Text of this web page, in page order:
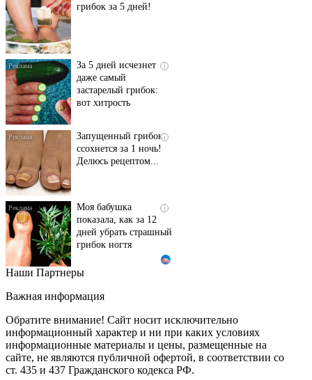
грибок за 5 дней!
i
За 5 дней исчезнет
даже самый
застарелый грибок:
вот хитрость
i
Запущенный грибок
ссохнется за 1 ночь!
Делюсь рецептом...
i
Моя бабушка
показала, как за 12
дней убрать страшный
грибок ногтя
Этот танец невесты
Пересмотрела 10 раз
i
Ролик длится пару
секунд, но вы будете в
шоке от увиденного
Наши Партнеры
Важная информация
Обратите внимание! Сайт носит исключительно
информационный характер и ни при каких условиях
информационные материалы и цены, размещенные на
сайте, не являются публичной офертой, в соответствии со
ст. 435 и 437 Гражданского кодекса РФ.